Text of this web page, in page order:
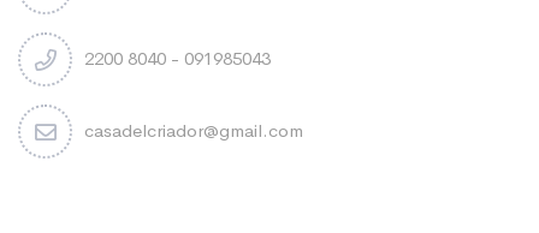
2200 8040 - 091985043
casadelcriador@gmail.com